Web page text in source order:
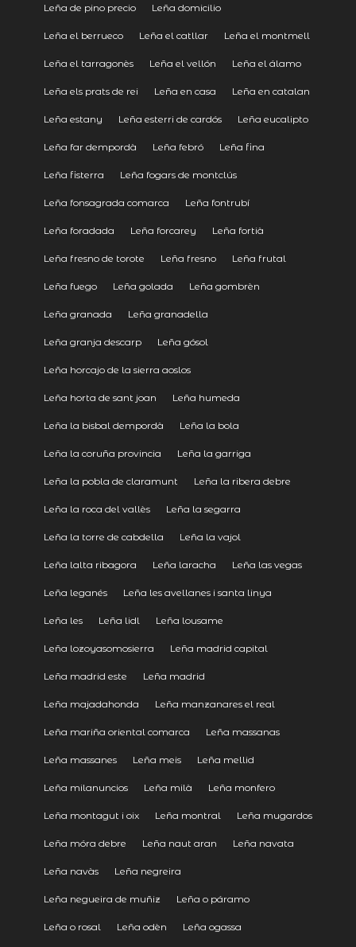
Leña de pino precio Leña domicilio
Leña el berrueco Leña el catllar Leña el montmell
Leña el tarragonès Leña el vellón Leña el álamo
Leña els prats de rei Leña en casa Leña en catalan
Leña estany Leña esterri de cardós Leña eucalipto
Leña far dempordà Leña febró Leña fina
Leña fisterra Leña fogars de montclús
Leña fonsagrada comarca Leña fontrubí
Leña foradada Leña forcarey Leña fortià
Leña fresno de torote Leña fresno Leña frutal
Leña fuego Leña golada Leña gombrèn
Leña granada Leña granadella
Leña granja descarp Leña gósol
Leña horcajo de la sierra aoslos
Leña horta de sant joan Leña humeda
Leña la bisbal dempordà Leña la bola
Leña la coruña provincia Leña la garriga
Leña la pobla de claramunt Leña la ribera debre
Leña la roca del vallès Leña la segarra
Leña la torre de cabdella Leña la vajol
Leña lalta ribagora Leña laracha Leña las vegas
Leña leganés Leña les avellanes i santa linya
Leña les Leña lidl Leña lousame
Leña lozoyasomosierra Leña madrid capital
Leña madrid este Leña madrid
Leña majadahonda Leña manzanares el real
Leña mariña oriental comarca Leña massanas
Leña massanes Leña meis Leña mellid
Leña milanuncios Leña milà Leña monfero
Leña montagut i oix Leña montral Leña mugardos
Leña móra debre Leña naut aran Leña navata
Leña navàs Leña negreira
Leña negueira de muñiz Leña o páramo
Leña o rosal Leña odèn Leña ogassa